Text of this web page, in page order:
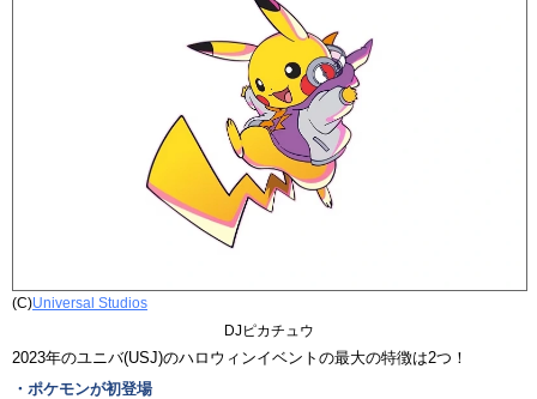
(C)Universal Studios
DJピカチュウ
2023年のユニバ(USJ)のハロウィンイベントの最大の特徴は2つ！
・ポケモンが初登場